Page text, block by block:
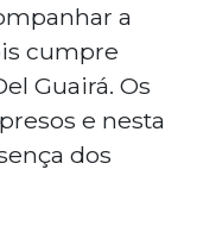
a
cumpre
Guairá. Os
e nesta
dos